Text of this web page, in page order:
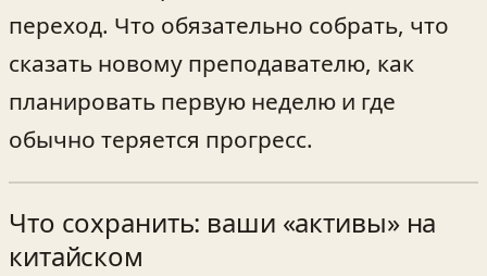
переход. Что обязательно собрать, что
сказать новому преподавателю, как
планировать первую неделю и где
обычно теряется прогресс.
Что сохранить: ваши «активы» на
китайском